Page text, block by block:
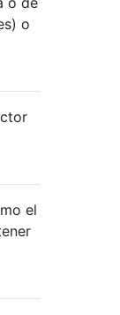
o
el